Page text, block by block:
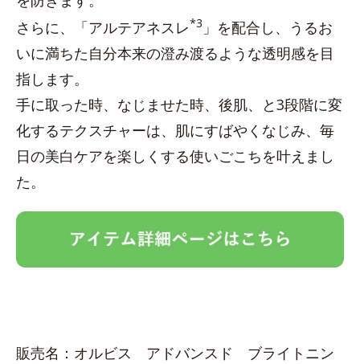
さらに、「アルテアネスレ*3 」を配合し、うるお
いに満ちた自分本来の澄み渡るような透明感を目
指します。
手に取った時、なじませた時、後肌、と3段階に変
化するテクスチャーは、肌にすばやくなじみ、毎
日の美白ケアを楽しくする使いごこちを叶えまし
た。
販売名：オルビス アドバンスド ブライトニン